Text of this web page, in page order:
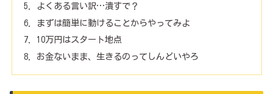
よくある言い訳…潰すで？
まずは簡単に動けることからやってみよ
10万円はスタート地点
お金ないまま、生きるのってしんどいやろ